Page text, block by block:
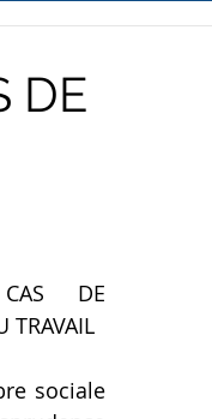
DE
DE
TRAVAIL
sociale